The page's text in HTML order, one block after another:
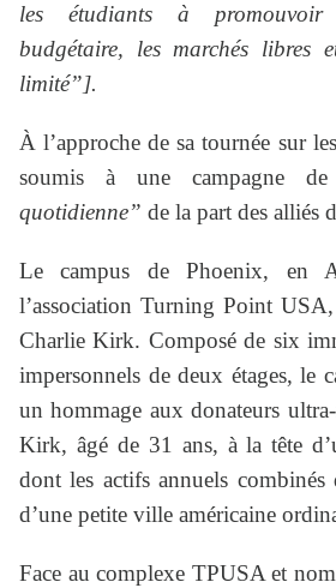
les étudiants à promouvoir
budgétaire, les marchés libres
limité”].
À l’approche de sa tournée sur
soumis à une campagne
quotidienne” de la part des alliés
Le campus de Phoenix, en
l’association Turning Point
Charlie Kirk. Composé de six
impersonnels de deux étages, le
un hommage aux donateurs
Kirk, âgé de 31 ans, à la tête
dont les actifs annuels combinés
d’une petite ville américaine
Face au complexe TPUSA et